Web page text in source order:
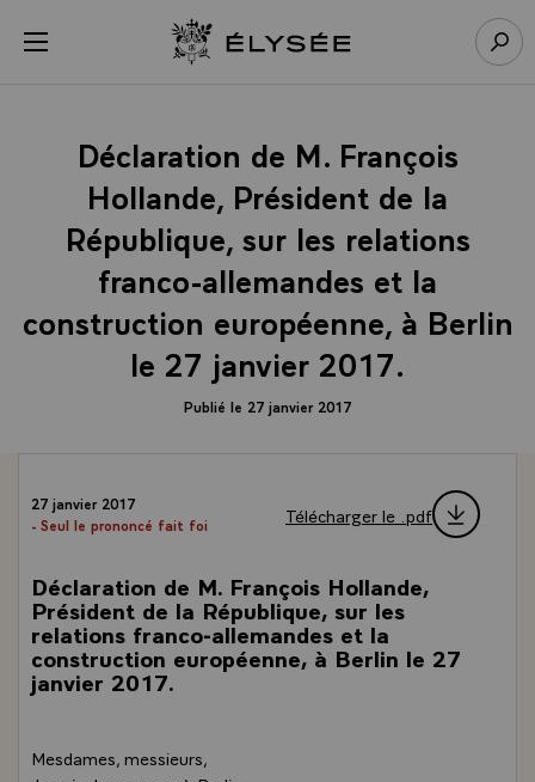
menu Retour à l’accueil Élysée
Déclaration de M. François
Hollande, Président de la
République, sur les relations
franco-allemandes et la
construction européenne, à Berlin
le 27 janvier 2017.
Publié le 27 janvier 2017
27 janvier 2017
- Seul le prononcé fait foi
Télécharger le .pdf
Déclaration de M. François Hollande,
Président de la République, sur les
relations franco-allemandes et la
construction européenne, à Berlin le 27
janvier 2017.
Mesdames, messieurs,
Panneau de gestion des cookies